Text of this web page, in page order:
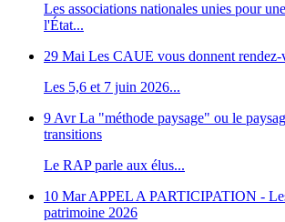
Les associations nationales unies pour
l'État...
29 Mai Les CAUE vous donnent rendez-
Les 5,6 et 7 juin 2026...
9 Avr La "méthode paysage" ou le
transitions
Le RAP parle aux élus...
10 Mar APPEL A PARTICIPATION -
patrimoine 2026